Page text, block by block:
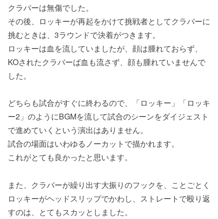
クラバーは無傷でした。
その後、ロッキーが再起をかけて挑戦者としてクラバーに
挑むときは、3ラウンドで決着がつきます。
ロッキーは血を流していましたが、顔は腫れておらず、
KOされたクラバーば血も流さず、顔も腫れていませんで
した。
どちらも試合がすぐに終わるので、「ロッキー」「ロッキ
ー2」のようにBGMを流して試合のシーンをダイジェスト
で進めていくという演出はありません。
試合の場面はいわゆるノーカットで描かれます。
これがとても良かったと思います。
また、クラバーが繰り出す大振りのフックを、ことごとく
ロッキーがヘッドスリップでかわし、ストレートで殴り返
すのは、とてもスカッとしました。